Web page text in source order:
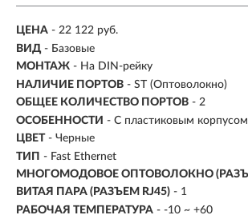
ЦЕНА - 22 122 руб.
ВИД - Базовые
МОНТАЖ - На DIN-рейку
НАЛИЧИЕ ПОРТОВ - ST (Оптоволокно)
ОБЩЕЕ КОЛИЧЕСТВО ПОРТОВ - 2
ОСОБЕННОСТИ - С пластиковым корпусом
ЦВЕТ - Черные
ТИП - Fast Ethernet
МНОГОМОДОВОЕ ОПТОВОЛОКНО
ВИТАЯ ПАРА (РАЗЪЕМ RJ45) - 1
РАБОЧАЯ ТЕМПЕРАТУРА - -10 ~ +60